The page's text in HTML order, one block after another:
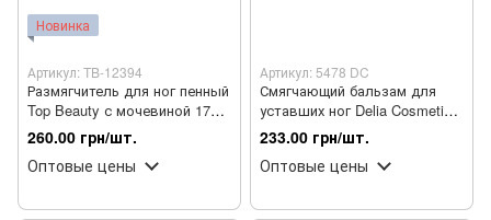
Новинка
Артикул: TB-12394
Размягчитель для ног пенный
Top Beauty с мочевиной 170
мл
260.00 грн/шт.
Оптовые цены
Артикул: 5478 DC
Смягчающий бальзам для
уставших ног Delia Cosmetics
Good Foot
233.00 грн/шт.
Оптовые цены